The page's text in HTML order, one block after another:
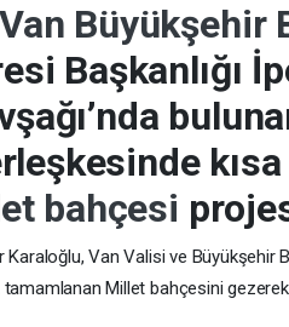
Van Büyükşehir
Başkanlığı
bahçesi
Karaloğlu, Van Valisi ve Büyükşehir
tamamlanan Millet bahçesini